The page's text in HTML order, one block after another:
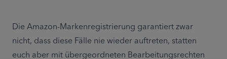
Die Amazon-Markenregistrierung garantiert zwar
nicht, dass diese Fälle nie wieder auftreten, statten
euch aber mit übergeordneten Bearbeitungsrechten